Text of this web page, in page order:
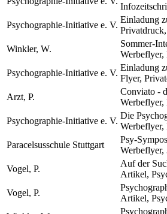
Psychographie-Initiative e. V.
Einladung
Winkler, W.
Sommer-
Werbeflyer,
Psychographie-Initiative e. V.
Einladung
Flyer,
Arzt, P.
Conviato -
Werbeflyer,
Psychographie-Initiative e. V.
Die
Werbeflyer,
Paracelsusschule Stuttgart
Psy-
Werbeflyer,
Vogel, P.
Auf der
Artikel,
Vogel, P.
Artikel,